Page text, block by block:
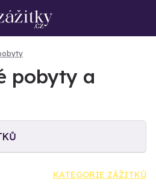
pobyty a
KATEGORIE ZÁŽITKŮ